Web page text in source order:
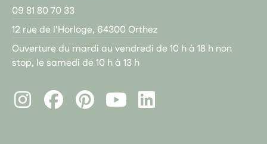
09 81 80 70 33
12 rue de l’Horloge, 64300 Orthez
Ouverture du mardi au vendredi de 10 h à 18 h non
stop, le samedi de 10 h à 13 h
InstagramFacebookPinterest
LinkedIn